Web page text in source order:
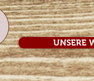
UNSERE